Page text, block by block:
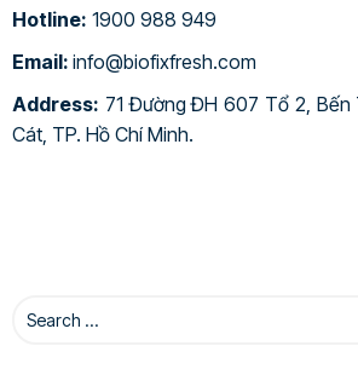
Hotline: 1900 988 949
Email: info@biofixfresh.com
Address: 71 Đường ĐH 607 Tổ 2, Bến
Cát, TP. Hồ Chí Minh.